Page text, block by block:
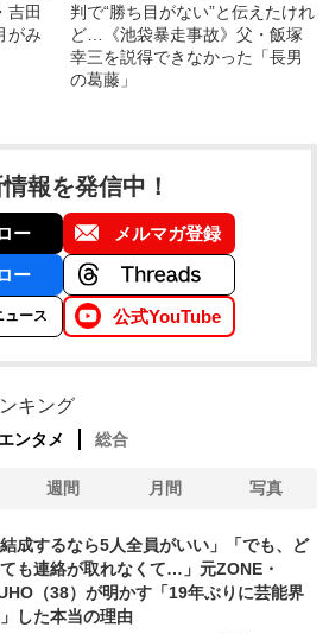
吉田
がみ
判で“勝ち目がない”と伝えたけれ
ど…《池袋暴走事故》父・飯塚
幸三を説得できなかった「長男
の葛藤」
報を発信中！
ー メルマガ登録
ー
ュース 公式YouTube
キング
エンタメ 総合
週間 月間 写真
結成するなら5人全員がいい」「でも、ど
も連絡が取れなくて…」元ZONE・
（38）が明かす「19年ぶりに芸能界
した本当の理由